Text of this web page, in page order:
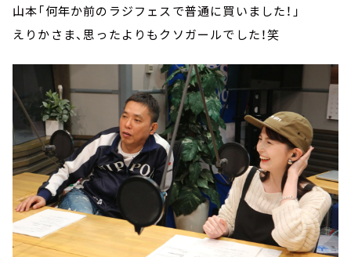
山本「何年か前のラジフェスで普通に買いました！」
えりかさま、思ったよりもクソガールでした！笑